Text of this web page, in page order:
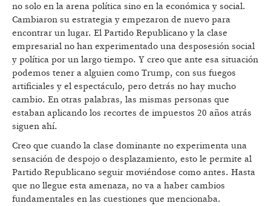
no solo en la arena política sino en la económica y social.
Cambiaron su estrategia y empezaron de nuevo para
encontrar un lugar. El Partido Republicano y la clase
empresarial no han experimentado una desposesión social
y política por un largo tiempo. Y creo que ante esa situación
podemos tener a alguien como Trump, con sus fuegos
artificiales y el espectáculo, pero detrás no hay mucho
cambio. En otras palabras, las mismas personas que
estaban aplicando los recortes de impuestos 20 años atrás
siguen ahí.
Creo que cuando la clase dominante no experimenta una
sensación de despojo o desplazamiento, esto le permite al
Partido Republicano seguir moviéndose como antes. Hasta
que no llegue esta amenaza, no va a haber cambios
fundamentales en las cuestiones que mencionaba.